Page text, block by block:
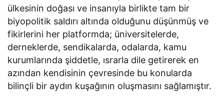
ülkesinin doğası ve insanıyla birlikte tam bir
biyopolitik saldırı altında olduğunu düşünmüş ve
fikirlerini her platformda; üniversitelerde,
derneklerde, sendikalarda, odalarda, kamu
kurumlarında şiddetle, ısrarla dile getirerek en
azından kendisinin çevresinde bu konularda
bilinçli bir aydın kuşağının oluşmasını sağlamıştır.